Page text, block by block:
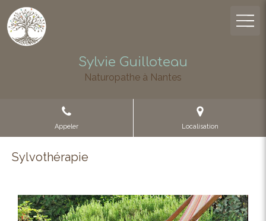
Sylvie Guilloteau
Naturopathe à Nantes
Appeler Localisation
Sylvothérapie